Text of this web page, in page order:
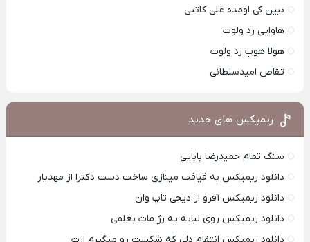
ببین کی اومده علی کاتبی
هاوایی رد ولوت
هولا هوپ رد ولوت
تقاص امیدسلطانی
ریمیکس های جدید
سنگ تمام حمیدرضا بابایی
دانلود ریمیکس به قیافت مینازی ساخت دست دکترا از مهدیار
دانلود ریمیکس آفرو از ديجی تاپ وان
دانلود ریمیکس روی لباته یه رژ مات بغلمی
دانلود ریمیکس انتقام دلی که شکست رو میگیرم ازت